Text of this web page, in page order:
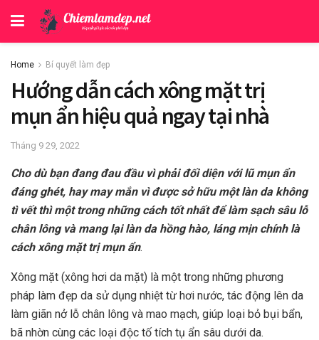
Home Bí quyết làm đẹp
Hướng dẫn cách xông mặt trị
mụn ẩn hiệu quả ngay tại nhà
Tháng 9 29, 2022
Cho dù bạn đang đau đầu vì phải đối diện với lũ mụn ẩn
đáng ghét, hay may mắn vì được sở hữu một làn da không
tì vết thì một trong những cách tốt nhất để làm sạch sâu lỗ
chân lông và mang lại làn da hồng hào, láng mịn chính là
cách xông mặt trị mụn ẩn.
Xông mặt (xông hơi da mặt) là một trong những phương
pháp làm đẹp da sử dụng nhiệt từ hơi nước, tác động lên da
làm giãn nở lỗ chân lông và mao mạch, giúp loại bỏ bụi bẩn,
bã nhờn cùng các loại độc tố tích tụ ẩn sâu dưới da.